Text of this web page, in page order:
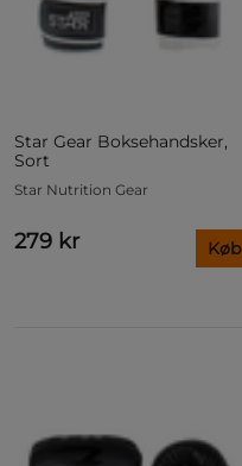
Star Gear Boksehandsker,
Sort
Star Nutrition Gear
279 kr Køb